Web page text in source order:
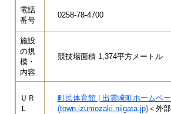
電話
番号
0258-78-4700
施設
の規
模・
内容
競技場面積 1,374平方メートル
ＵＲ
Ｌ
町民体育館 | 出雲崎町ホームペ
(town.izumozaki.niigata.jp)＜外